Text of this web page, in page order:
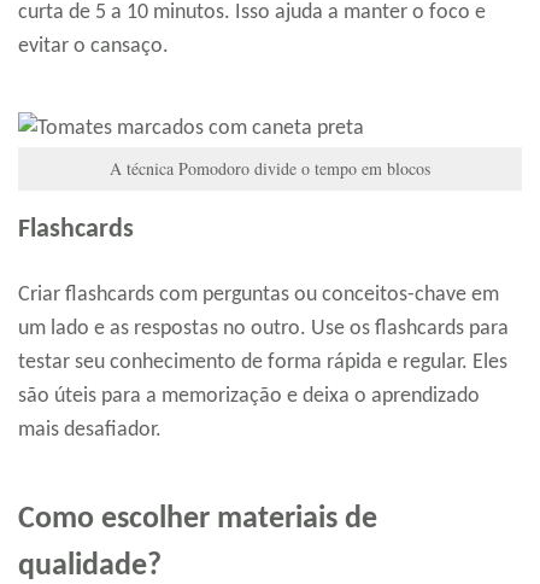
curta de 5 a 10 minutos. Isso ajuda a manter o foco e
evitar o cansaço.
A técnica Pomodoro divide o tempo em blocos
Flashcards
Criar flashcards com perguntas ou conceitos-chave em
um lado e as respostas no outro. Use os flashcards para
testar seu conhecimento de forma rápida e regular. Eles
são úteis para a memorização e deixa o aprendizado
mais desafiador.
Como escolher materiais de
qualidade?